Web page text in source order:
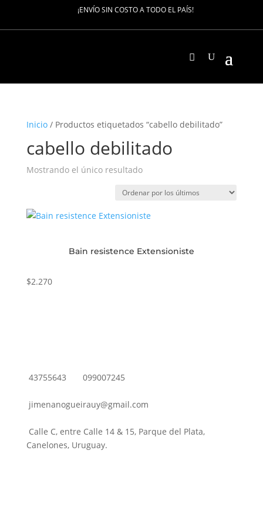
¡ENVÍO SIN COSTO A TODO EL PAÍS!
Inicio/ Productos etiquetados “cabello debilitado”
cabello debilitado
Mostrando el único resultado
Bain resistence Extensioniste
$2.270
43755643 099007245
jimenanogueirauy@gmail.com
Calle C, entre Calle 14 & 15, Parque del Plata,
Canelones, Uruguay.